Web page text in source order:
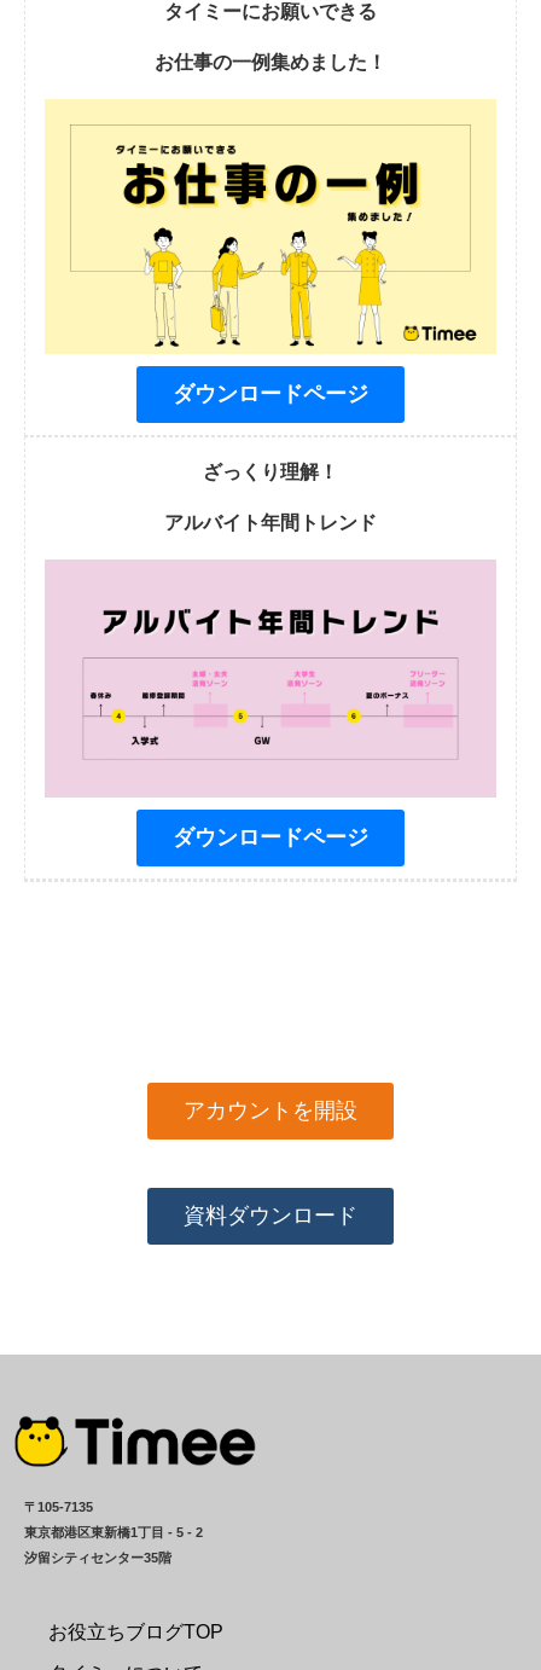
タイミーにお願いできる
お仕事の一例集めました！
ダウンロードページ
ざっくり理解！
アルバイト年間トレンド
ダウンロードページ
アカウントを開設
資料ダウンロード
〒105-7135
東京都港区東新橋1丁目 - 5 - 2
汐留シティセンター35階
お役立ちブログTOP